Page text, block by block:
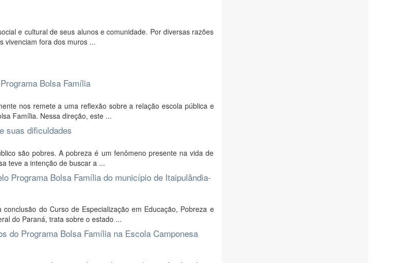
e cultural de seus alunos e comunidade. Por diversas razões
vivenciam fora dos muros ...
Bolsa Família
nos remete a uma reflexão sobre a relação escola pública e
Família. Nessa direção, este ...
suas dificuldades
são pobres. A pobreza é um fenômeno presente na vida de
teve a intenção de buscar a ...
Programa Bolsa Família do município de Itaipulândia-
do Curso de Especialização em Educação, Pobreza e
do Paraná, trata sobre o estado ...
do Programa Bolsa Família na Escola Camponesa